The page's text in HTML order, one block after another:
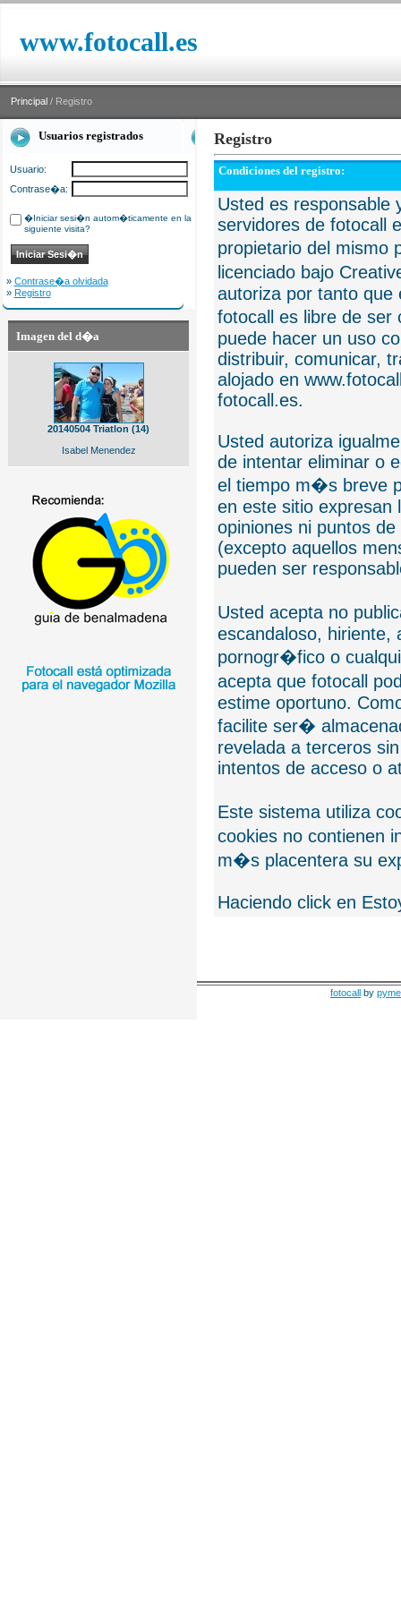
www.fotocall.es
Principal / Registro
Usuarios registrados
Usuario:
Contrase�a:
�Iniciar sesi�n autom�ticamente en la
siguiente visita?
» Contrase�a olvidada
» Registro
Imagen del d�a
20140504 Triatlon (14)
Isabel Menendez
Registro
Condiciones del registro:
Usted es responsable
servidores de fotocall
propietario del mismo
licenciado bajo
autoriza por tanto que
fotocall es libre de
puede hacer un uso
distribuir, comunicar,
alojado en
fotocall.es.
Usted autoriza
de intentar eliminar o
el tiempo m�s breve
en este sitio expresan
opiniones ni puntos
(excepto aquellos
pueden ser
Usted acepta no
escandaloso, hiriente,
pornogr�fico o
acepta que fotocall
estime oportuno.
facilite ser�
revelada a terceros
intentos de acceso o
Este sistema utiliza
cookies no contienen
m�s placentera su
Haciendo click en
fotocall by